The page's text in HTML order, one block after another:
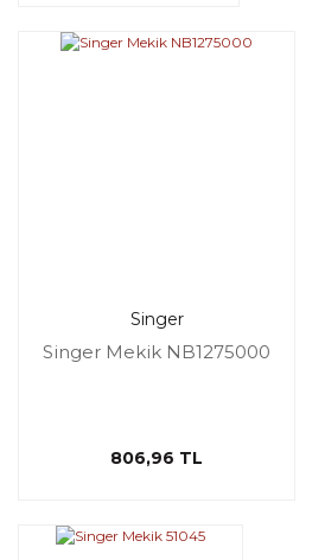
Singer
Singer Mekik NB1275000
806,96 TL